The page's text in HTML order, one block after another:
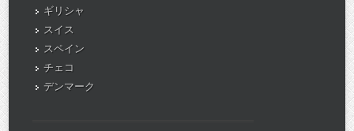
ギリシャ
スイス
スペイン
チェコ
デンマーク